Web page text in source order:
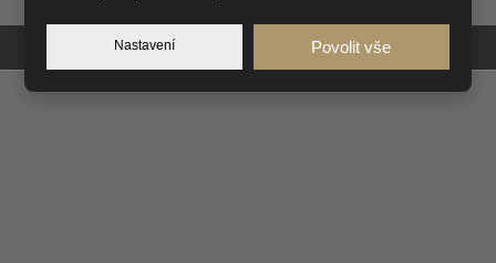
NAVŠTIVTE NAŠE VZOROVÉ DOMY
Nastavení Povolit vše